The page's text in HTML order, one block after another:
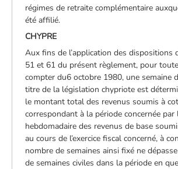
régimes de retraite complémentaire
été affilié.
CHYPRE
Aux fins de l’application des dispositions
51 et 61 du présent règlement, pour
compter du6 octobre 1980, une semaine
titre de la législation chypriote est
le montant total des revenus soumis à
correspondant à la période concernée
hebdomadaire des revenus de base
au cours de l’exercice fiscal concerné, à
nombre de semaines ainsi fixé ne
de semaines civiles dans la période en